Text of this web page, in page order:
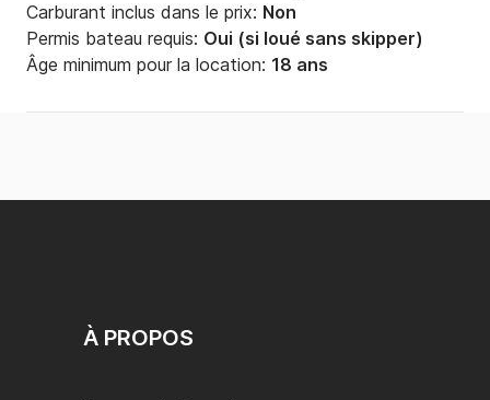
Carburant inclus dans le prix: Non
Permis bateau requis: Oui (si loué sans skipper)
Âge minimum pour la location: 18 ans
À PROPOS